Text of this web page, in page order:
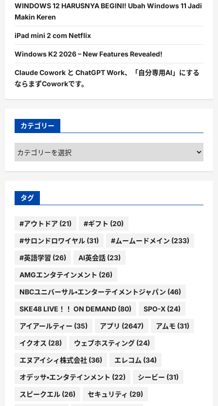
WINDOWS 12 HARUSNYA BEGINI! Ubah Windows 11 Jadi
Makin Keren
iPad mini 2 com Netflix
Windows K2 2026 – New Features Revealed!
Claude Cowork と ChatGPT Work、「自分専用AI」にする
ならまずCoworkです。
カテゴリー
カ
テ
ゴ
ー
タグ
#アウトドア (21) #ギフト (20)
#サロンドロワイヤル (31) #ムームードメイン (233)
#英語学習 (26) AI英会話 (23)
AMGエンタテインメント (26)
NBCユニバーサル・エンターテイメントジャパン (46)
SKE48 LIVE！！ ON DEMAND (80) SPO-X (24)
アイアールティー (35) アプリ (2647) アムモ (31)
イクオス (28) ウェブホスティング (24)
エヌアイシィ株式会社 (36) エレコム (34)
オデッサ・エンタテインメント (22) シービー (31)
スピークエル (26) セキュリティ (29)